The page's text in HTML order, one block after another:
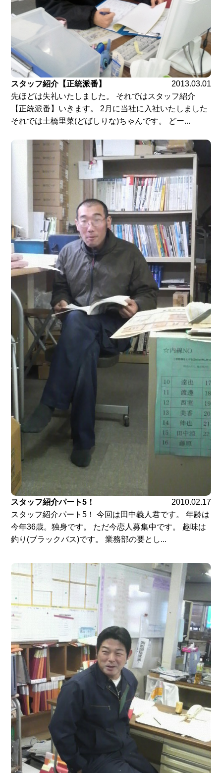
スタッフ紹介【正統派番】
2013.03.01
先ほどは失礼いたしました。 それではスタッフ紹介
【正統派番】いきます。 2月に当社に入社いたしました
それでは土橋里菜(どばしりな)ちゃんです。 どー...
スタッフ紹介パート5！
2010.02.17
スタッフ紹介パート5！ 今回は田中義人君です。 年齢は
今年36歳。独身です。 ただ今恋人募集中です。 趣味は
釣り(ブラックバス)です。 業務部の要とし...